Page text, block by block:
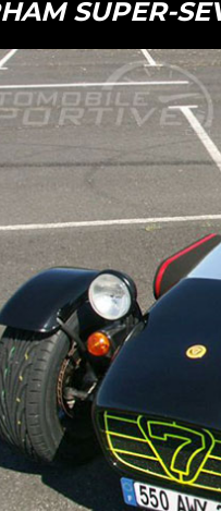
SUPER-